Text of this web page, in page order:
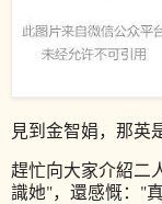
見到金智娟，那英
趕忙向大家介紹二
識她"，還感慨："